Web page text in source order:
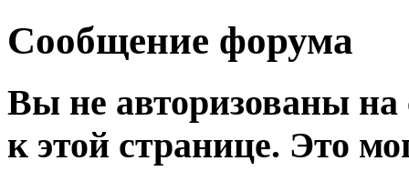
Сообщение форума
Вы не авторизованы на
к этой странице. Это